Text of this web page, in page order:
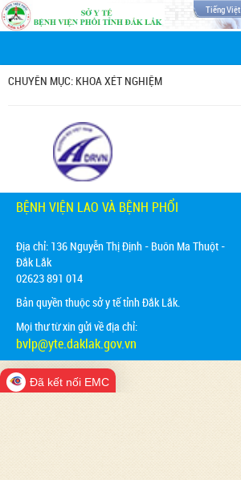
Tiếng Việt
CHUYÊN MỤC: KHOA XÉT NGHIỆM
BỆNH VIỆN LAO VÀ BỆNH PHỔI
Địa chỉ: 136 Nguyễn Thị Định - Buôn Ma Thuột -
Đắk Lắk
02623 891 014
Bản quyền thuộc sở y tế tỉnh Đắk Lắk.
Mọi thư từ xin gửi về địa chỉ:
bvlp@yte.daklak.gov.vn
Đã kết nối EMC